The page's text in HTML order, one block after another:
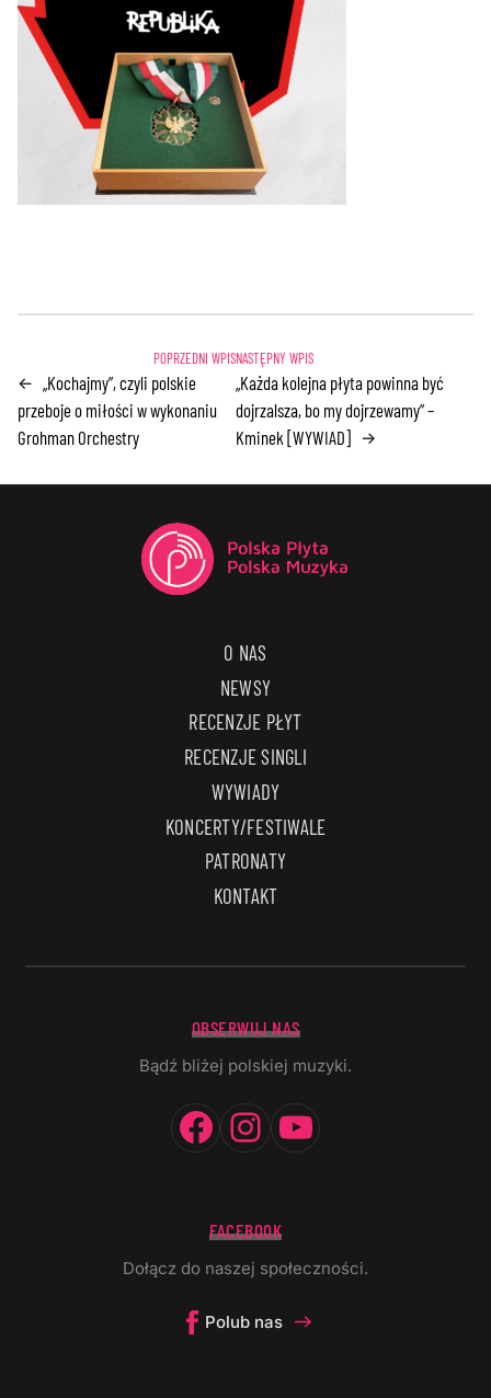
← „Kochajmy”, czyli polskie
przeboje o miłości w wykonaniu
Grohman Orchestry
„Każda kolejna płyta powinna być
dojrzalsza, bo my dojrzewamy” –
Kminek [WYWIAD] →
O NAS
NEWSY
RECENZJE PŁYT
RECENZJE SINGLI
WYWIADY
KONCERTY/FESTIWALE
PATRONATY
KONTAKT
OBSERWUJ NAS
Bądź bliżej polskiej muzyki.
Facebook
Instagram
FACEBOOK
Dołącz do naszej społeczności.
Polub nas